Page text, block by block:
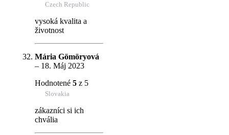
Czech Republic
vysoká kvalita a
životnost
Mária Gömöryová
– 18. Máj 2023
Hodnotené 5 z 5
Slovakia
zákazníci si ich
chvália